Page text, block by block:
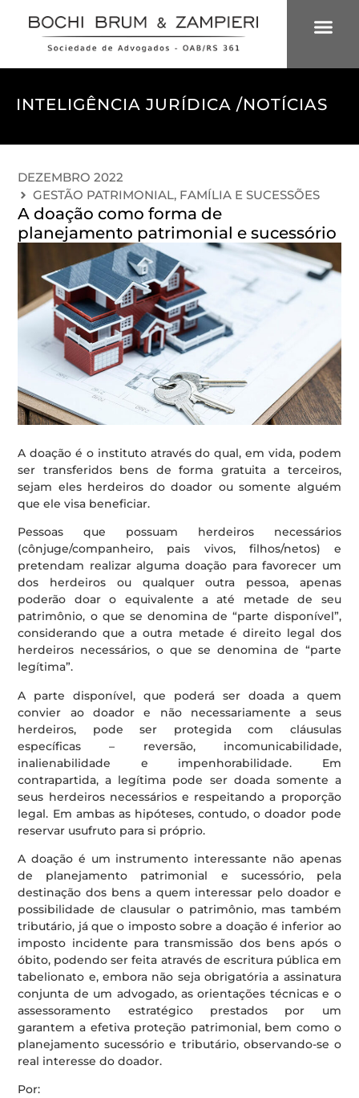
INTELIGÊNCIA JURÍDICA /NOTÍCIAS
DEZEMBRO 2022
GESTÃO PATRIMONIAL, FAMÍLIA E SUCESSÕES
A doação como forma de
planejamento patrimonial e sucessório
A doação é o instituto através do qual, em vida, podem
ser transferidos bens de forma gratuita a terceiros,
sejam eles herdeiros do doador ou somente alguém
que ele visa beneficiar.
Pessoas que possuam herdeiros necessários
(cônjuge/companheiro, pais vivos, filhos/netos) e
pretendam realizar alguma doação para favorecer um
dos herdeiros ou qualquer outra pessoa, apenas
poderão doar o equivalente a até metade de seu
patrimônio, o que se denomina de “parte disponível”,
considerando que a outra metade é direito legal dos
herdeiros necessários, o que se denomina de “parte
legítima”.
A parte disponível, que poderá ser doada a quem
convier ao doador e não necessariamente a seus
herdeiros, pode ser protegida com cláusulas
específicas – reversão, incomunicabilidade,
inalienabilidade e impenhorabilidade. Em
contrapartida, a legítima pode ser doada somente a
seus herdeiros necessários e respeitando a proporção
legal. Em ambas as hipóteses, contudo, o doador pode
reservar usufruto para si próprio.
A doação é um instrumento interessante não apenas
de planejamento patrimonial e sucessório, pela
destinação dos bens a quem interessar pelo doador e
possibilidade de clausular o patrimônio, mas também
tributário, já que o imposto sobre a doação é inferior ao
imposto incidente para transmissão dos bens após o
óbito, podendo ser feita através de escritura pública em
tabelionato e, embora não seja obrigatória a assinatura
conjunta de um advogado, as orientações técnicas e o
assessoramento estratégico prestados por um
garantem a efetiva proteção patrimonial, bem como o
planejamento sucessório e tributário, observando-se o
real interesse do doador.
Por: